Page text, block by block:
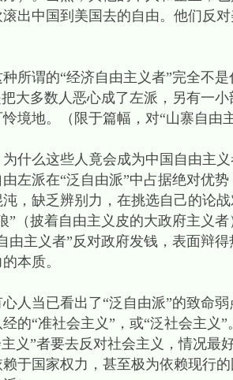
出中国到美国去的自由。他们反
谓的“经济自由主义者”完全不是
大多数人恶心成了左派，另有一
境地。（限于篇幅，对“山寨自由
么这些人竟会成为中国自由主义
左派在“泛自由派”中占据绝对优
，缺乏辨别力，在挑选自己的论
”（披着自由主义皮的大政府主义
由主义者”反对政府发钱，表面辩
本质。
当已看出了“泛自由派”的致命弱
的“准社会主义”，或“泛社会主义
义”者要去反对社会主义，情况最
于国家权力，甚至极为依赖现行